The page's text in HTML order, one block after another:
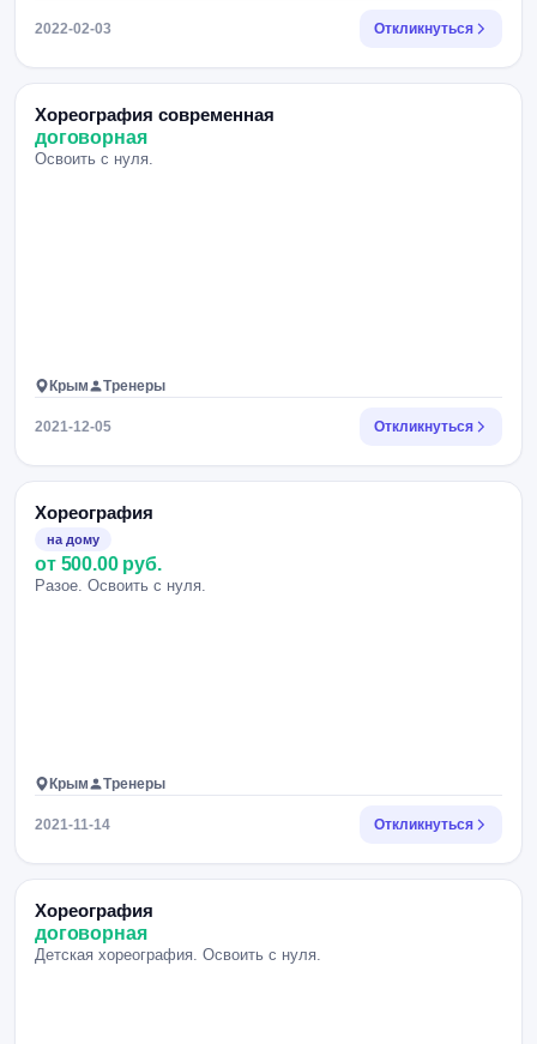
2022-02-03 Откликнуться
Хореография современная
договорная
Освоить с нуля.
Крым Тренеры
2021-12-05 Откликнуться
Хореография
на дому
от 500.00 руб.
Разое. Освоить с нуля.
Крым Тренеры
2021-11-14 Откликнуться
Хореография
договорная
Детская хореография. Освоить с нуля.